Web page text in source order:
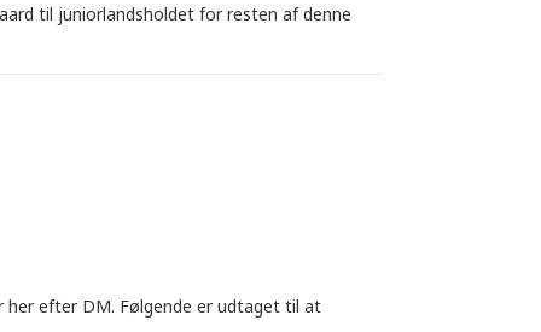
til juniorlandsholdet for resten af denne
efter DM. Følgende er udtaget til at